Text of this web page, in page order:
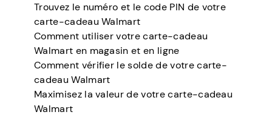
Trouvez le numéro et le code PIN de votre
carte-cadeau Walmart
Comment utiliser votre carte-cadeau
Walmart en magasin et en ligne
Comment vérifier le solde de votre carte-
cadeau Walmart
Maximisez la valeur de votre carte-cadeau
Walmart